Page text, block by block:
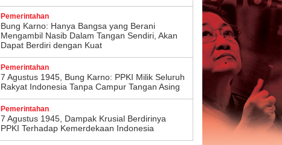
Pemerintahan
Bung Karno: Hanya Bangsa yang Berani
Mengambil Nasib Dalam Tangan Sendiri, Akan
Dapat Berdiri dengan Kuat
Pemerintahan
7 Agustus 1945, Bung Karno: PPKI Milik Seluruh
Rakyat Indonesia Tanpa Campur Tangan Asing
Pemerintahan
7 Agustus 1945, Dampak Krusial Berdirinya
PPKI Terhadap Kemerdekaan Indonesia